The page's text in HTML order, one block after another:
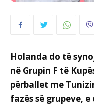
Holanda do të
në Grupin F të
përballet me
fazës së grupeve,